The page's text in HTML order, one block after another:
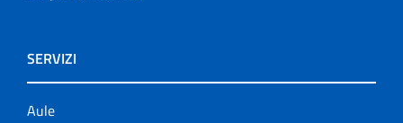
SERVIZI
Aule